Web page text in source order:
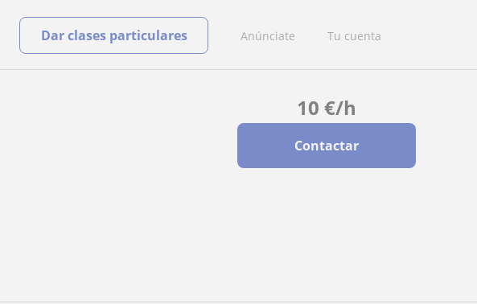
Anúnciate Tu cuenta
Dar clases particulares
10 €/h
Contactar